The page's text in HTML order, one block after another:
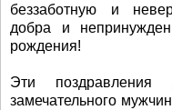
беззаботную и
добра и
рождения!
Эти
замечательного